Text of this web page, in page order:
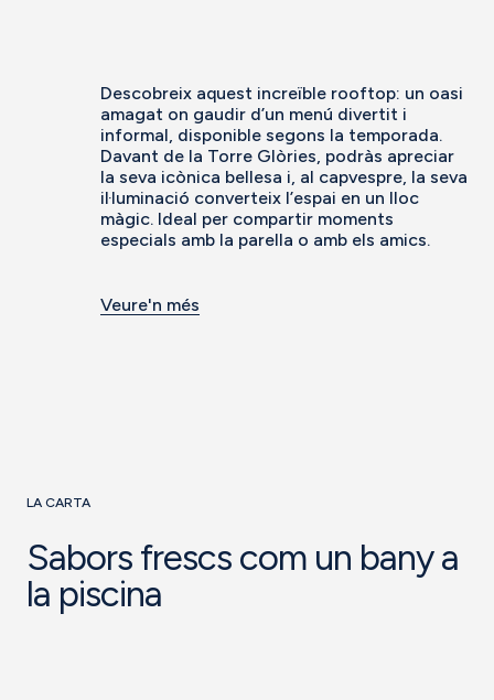
Descobreix aquest increïble rooftop: un oasi
amagat on gaudir d’un menú divertit i
informal, disponible segons la temporada.
Davant de la Torre Glòries, podràs apreciar
la seva icònica bellesa i, al capvespre, la seva
il·luminació converteix l’espai en un lloc
màgic. Ideal per compartir moments
especials amb la parella o amb els amics.
Veure'n més
LA CARTA
Sabors frescs com un bany a
la piscina